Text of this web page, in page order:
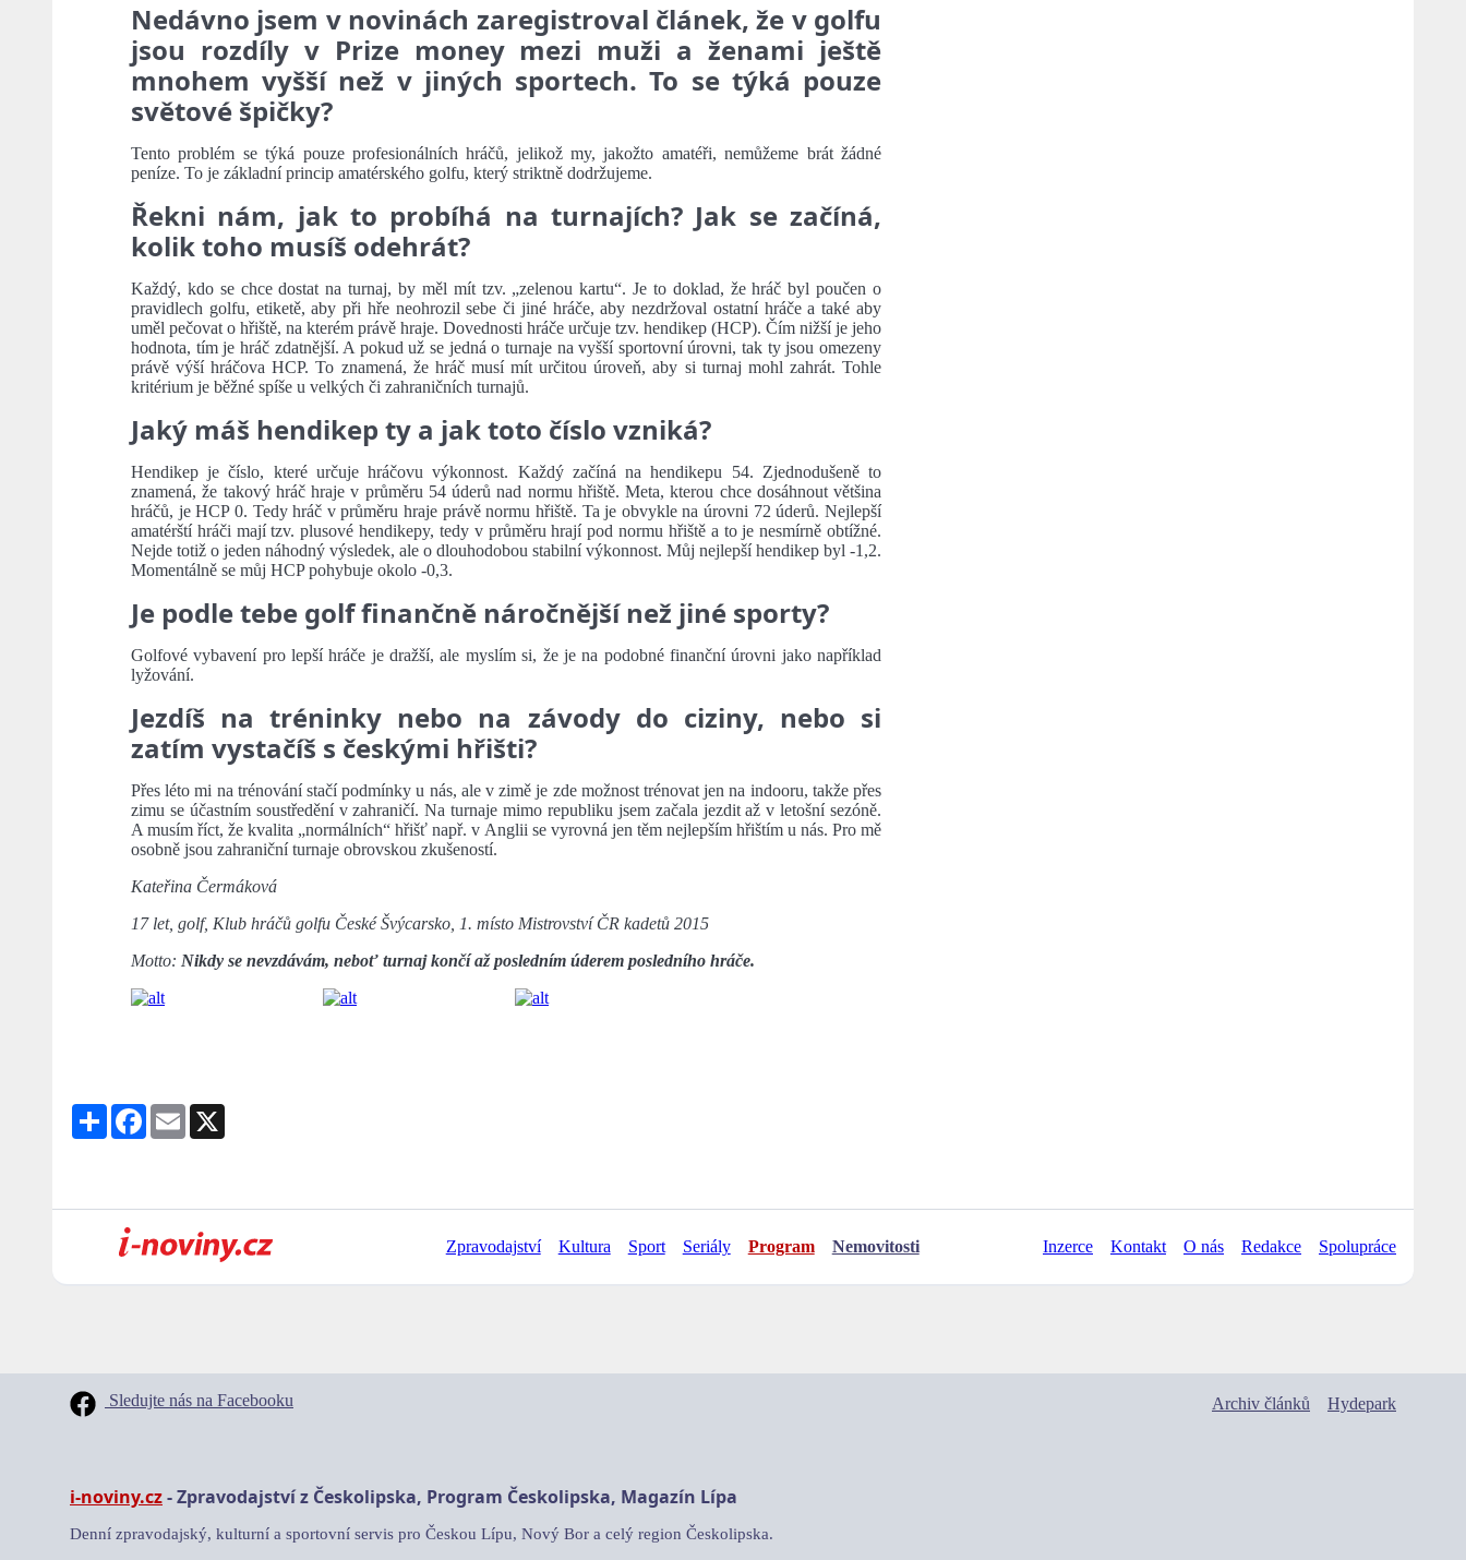
Nedávno jsem v novinách zaregistroval článek, že v golfu
jsou rozdíly v Prize money mezi muži a ženami ještě
mnohem vyšší než v jiných sportech. To se týká pouze
světové špičky?
Tento problém se týká pouze profesionálních hráčů, jelikož my, jakožto amatéři, nemůžeme brát žádné
peníze. To je základní princip amatérského golfu, který striktně dodržujeme.
Řekni nám, jak to probíhá na turnajích? Jak se začíná,
kolik toho musíš odehrát?
Každý, kdo se chce dostat na turnaj, by měl mít tzv. „zelenou kartu“. Je to doklad, že hráč byl poučen o
pravidlech golfu, etiketě, aby při hře neohrozil sebe či jiné hráče, aby nezdržoval ostatní hráče a také aby
uměl pečovat o hřiště, na kterém právě hraje. Dovednosti hráče určuje tzv. hendikep (HCP). Čím nižší je jeho
hodnota, tím je hráč zdatnější. A pokud už se jedná o turnaje na vyšší sportovní úrovni, tak ty jsou omezeny
právě výší hráčova HCP. To znamená, že hráč musí mít určitou úroveň, aby si turnaj mohl zahrát. Tohle
kritérium je běžné spíše u velkých či zahraničních turnajů.
Jaký máš hendikep ty a jak toto číslo vzniká?
Hendikep je číslo, které určuje hráčovu výkonnost. Každý začíná na hendikepu 54. Zjednodušeně to
znamená, že takový hráč hraje v průměru 54 úderů nad normu hřiště. Meta, kterou chce dosáhnout většina
hráčů, je HCP 0. Tedy hráč v průměru hraje právě normu hřiště. Ta je obvykle na úrovni 72 úderů. Nejlepší
amatérští hráči mají tzv. plusové hendikepy, tedy v průměru hrají pod normu hřiště a to je nesmírně obtížné.
Nejde totiž o jeden náhodný výsledek, ale o dlouhodobou stabilní výkonnost. Můj nejlepší hendikep byl -1,2.
Momentálně se můj HCP pohybuje okolo -0,3.
Je podle tebe golf finančně náročnější než jiné sporty?
Golfové vybavení pro lepší hráče je dražší, ale myslím si, že je na podobné finanční úrovni jako například
lyžování.
Jezdíš na tréninky nebo na závody do ciziny, nebo si
zatím vystačíš s českými hřišti?
Přes léto mi na trénování stačí podmínky u nás, ale v zimě je zde možnost trénovat jen na indooru, takže přes
zimu se účastním soustředění v zahraničí. Na turnaje mimo republiku jsem začala jezdit až v letošní sezóně.
A musím říct, že kvalita „normálních“ hřišť např. v Anglii se vyrovná jen těm nejlepším hřištím u nás. Pro mě
osobně jsou zahraniční turnaje obrovskou zkušeností.
Kateřina Čermáková
17 let, golf, Klub hráčů golfu České Švýcarsko, 1. místo Mistrovství ČR kadetů 2015
Motto: Nikdy se nevzdávám, neboť turnaj končí až posledním úderem posledního hráče.
Share Facebook
Email
Zpravodajství Kultura Sport Seriály Program Nemovitosti Inzerce Kontakt O nás Redakce Spolupráce
Sledujte nás na Facebooku Archiv článků Hydepark
i-noviny.cz- Zpravodajství z Českolipska, Program Českolipska, Magazín Lípa
Denní zpravodajský, kulturní a sportovní servis pro Českou Lípu, Nový Bor a celý region Českolipska.